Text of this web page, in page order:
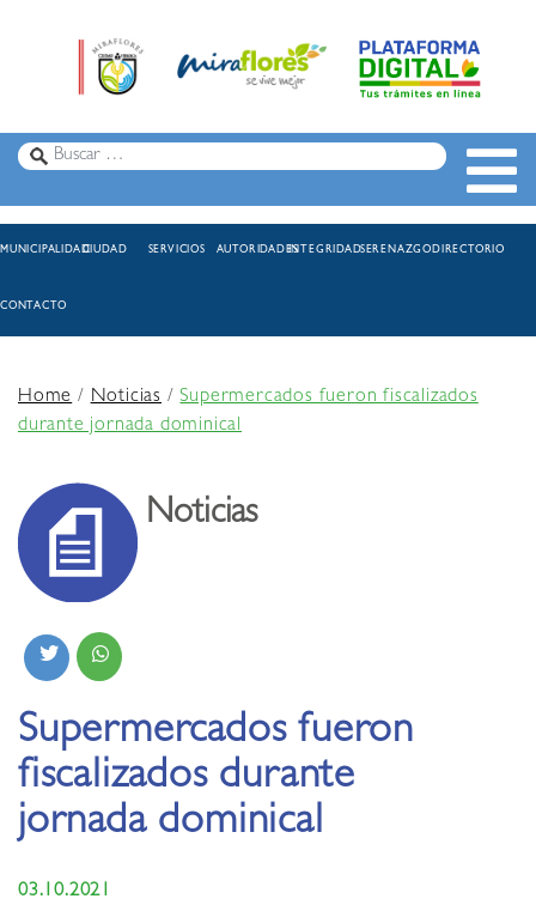
MUNICIPALIDADCIUDAD SERVICIOS AUTORIDADESINTEGRIDADSERENAZGODIRECTORIO
CONTACTO
Home/Noticias /Supermercados fueron fiscalizados
durante jornada dominical
Noticias
Supermercados fueron
fiscalizados durante
jornada dominical
03.10.2021